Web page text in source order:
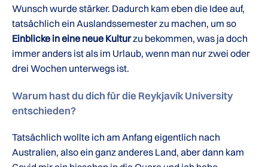
Wunsch wurde stärker. Dadurch kam eben die Idee auf,
tatsächlich ein Auslandssemester zu machen, um so
Einblicke in eine neue Kulturzu bekommen, was ja doch
immer anders ist als im Urlaub, wenn man nur zwei oder
drei Wochen unterwegs ist.
Warum hast du dich für die Reykjavík University
entschieden?
Tatsächlich wollte ich am Anfang eigentlich nach
Australien, also ein ganz anderes Land, aber dann kam